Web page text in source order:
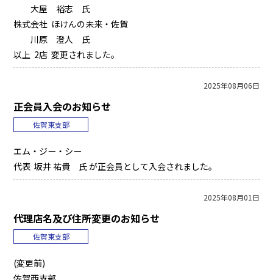
大屋 裕志 氏
株式会社 ほけんの未来・佐賀
川原 澄人 氏
以上 2店 変更されました。
2025年08月06日
正会員入会のお知らせ
佐賀東支部
エム・ジー・シー
代表 坂井 祐貴 氏 が正会員として入会されました。
2025年08月01日
代理店名及び住所変更のお知らせ
佐賀東支部
(変更前)